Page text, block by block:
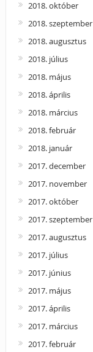
2018. október
2018. szeptember
2018. augusztus
2018. július
2018. május
2018. április
2018. március
2018. február
2018. január
2017. december
2017. november
2017. október
2017. szeptember
2017. augusztus
2017. július
2017. június
2017. május
2017. április
2017. március
2017. február